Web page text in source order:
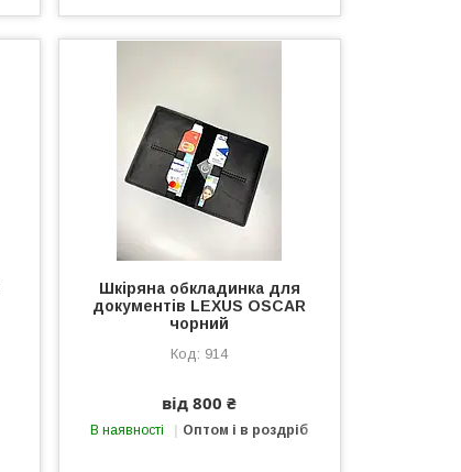
Шкіряна обкладинка для
документів LEXUS OSCAR
чорний
914
від 800 ₴
В наявності Оптом і в роздріб